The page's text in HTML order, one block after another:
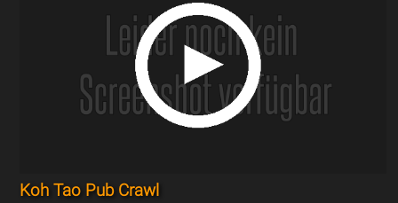
Koh Tao Pub Crawl